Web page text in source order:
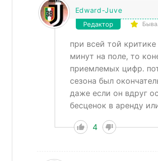
Edward-Juve
Редактор
при всей той
минут на поле, то
приемлемых цифр.
сезона был
даже если он вдруг
бесценок в аренду
4